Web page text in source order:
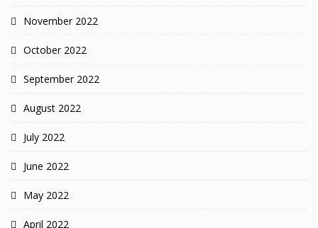
November 2022
October 2022
September 2022
August 2022
July 2022
June 2022
May 2022
April 2022